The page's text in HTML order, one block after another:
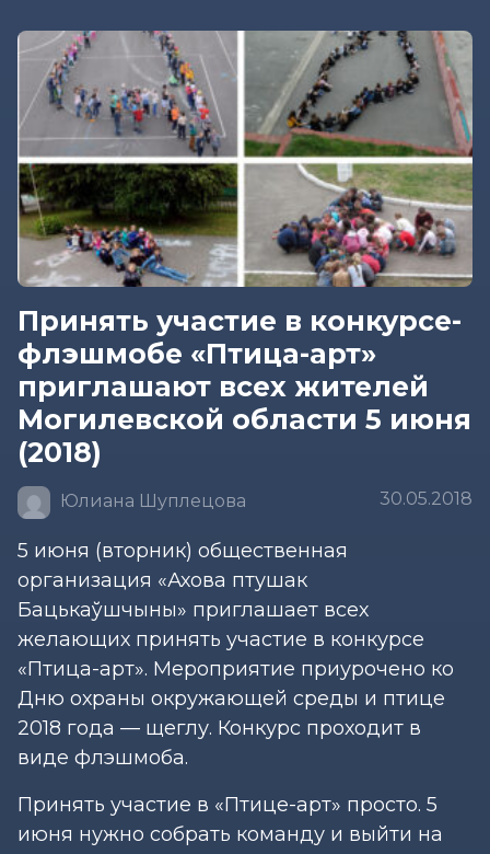
Принять участие в конкурсе-
флэшмобе «Птица-арт»
приглашают всех жителей
Могилевской области 5 июня
(2018)
Юлиана Шуплецова 30.05.2018
5 июня (вторник) общественная
организация «Ахова птушак
Бацькаўшчыны» приглашает всех
желающих принять участие в конкурсе
«Птица-арт». Мероприятие приурочено ко
Дню охраны окружающей среды и птице
2018 года — щеглу. Конкурс проходит в
виде флэшмоба.
Принять участие в «Птице-арт» просто. 5
июня нужно собрать команду и выйти на